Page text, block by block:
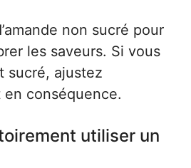
non sucré pour
les saveurs. Si vous
sucré, ajustez
en conséquence.
utiliser un